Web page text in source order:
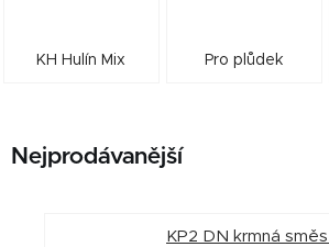
KH Hulín Mix Pro plůdek
Nejprodávanější
KP2 DN krmná